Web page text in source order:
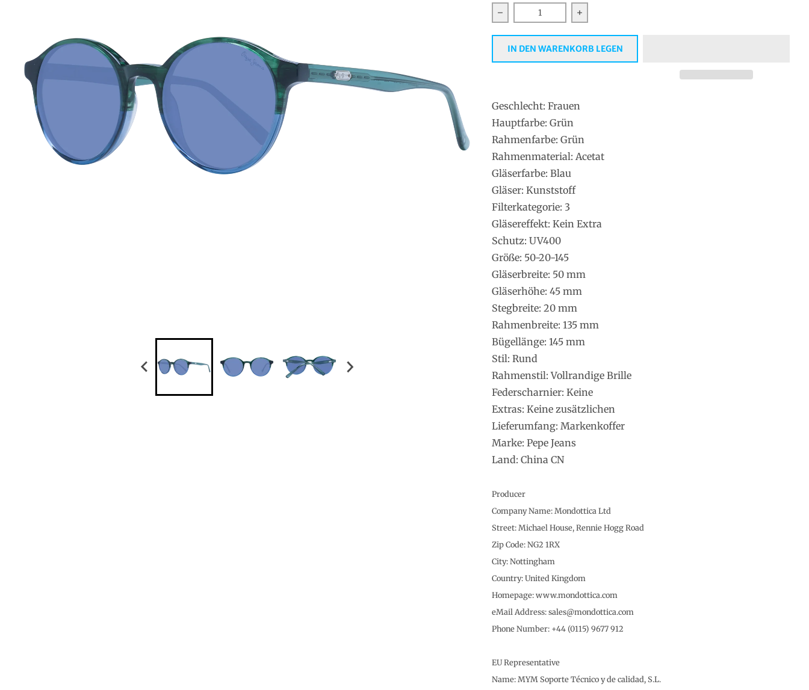
Verringern Sie die Menge für Pepe Jeans Sonnenbrille PJ7435 562
Erhöhen Sie die Menge für Pepe Jeans
IN DEN WARENKORB LEGEN
Geschlecht: Frauen
Hauptfarbe: Grün
Rahmenfarbe: Grün
Rahmenmaterial: Acetat
Gläserfarbe: Blau
Gläser: Kunststoff
Filterkategorie: 3
Gläsereffekt: Kein Extra
Schutz: UV400
Größe: 50-20-145
Gläserbreite: 50 mm
Gläserhöhe: 45 mm
Stegbreite: 20 mm
Rahmenbreite: 135 mm
Bügellänge: 145 mm
Stil: Rund
Rahmenstil: Vollrandige Brille
Federscharnier: Keine
Extras: Keine zusätzlichen
Lieferumfang: Markenkoffer
Marke: Pepe Jeans
Land: China CN
Producer
Company Name: Mondottica Ltd
Street: Michael House, Rennie Hogg Road
Zip Code: NG2 1RX
City: Nottingham
Country: United Kingdom
Homepage: www.mondottica.com
eMail Address: sales@mondottica.com
Phone Number: +44 (0115) 9677 912
EU Representative
Name: MYM Soporte Técnico y de calidad, S.L.